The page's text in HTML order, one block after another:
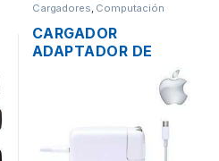
Cargadores, Computación
CARGADOR
ADAPTADOR DE
ENERGÍA MAC APPLE
MACBOOK PRO USB-
C 20V 3A 61W